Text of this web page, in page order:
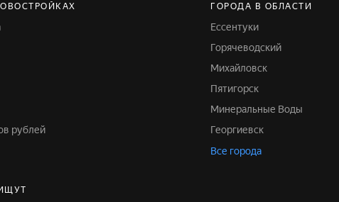
рублей
ГОРОДА В ОБЛАСТИ
Ессентуки
Горячеводский
Михайловск
Пятигорск
Минеральные Воды
Георгиевск
Все города